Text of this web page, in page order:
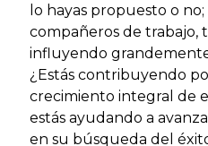
lo hayas propuesto o no;
compañeros de trabajo,
influyendo
¿Estás contribuyendo
crecimiento integral de
estás ayudando a
en su búsqueda del